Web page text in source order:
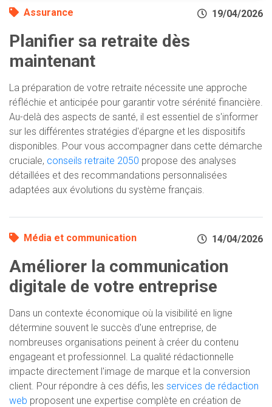
Assurance 19/04/2026
Planifier sa retraite dès
maintenant
La préparation de votre retraite nécessite une approche
réfléchie et anticipée pour garantir votre sérénité financière.
Au-delà des aspects de santé, il est essentiel de s'informer
sur les différentes stratégies d'épargne et les dispositifs
disponibles. Pour vous accompagner dans cette démarche
cruciale, conseils retraite 2050 propose des analyses
détaillées et des recommandations personnalisées
adaptées aux évolutions du système français.
Média et communication 14/04/2026
Améliorer la communication
digitale de votre entreprise
Dans un contexte économique où la visibilité en ligne
détermine souvent le succès d'une entreprise, de
nombreuses organisations peinent à créer du contenu
engageant et professionnel. La qualité rédactionnelle
impacte directement l'image de marque et la conversion
client. Pour répondre à ces défis, les services de rédaction
web proposent une expertise complète en création de